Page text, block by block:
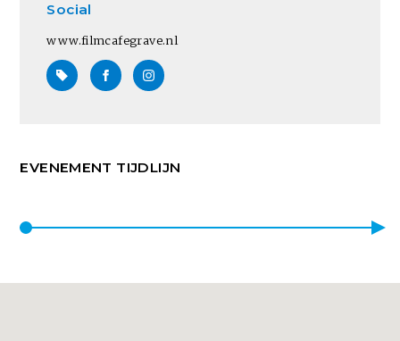
Social
www.filmcafegrave.nl
EVENEMENT TIJDLIJN